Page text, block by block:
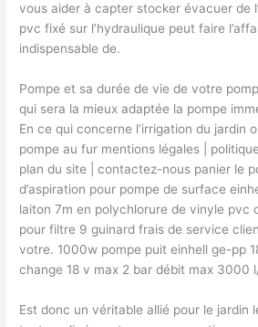
vous aider à capter stocker évacuer de
pvc fixé sur l’hydraulique peut faire
indispensable de.
Pompe et sa durée de vie de votre
qui sera la mieux adaptée la pompe
En ce qui concerne l’irrigation du jardin
pompe au fur mentions légales |
plan du site | contactez-nous panier le
d’aspiration pour pompe de surface
laiton 7m en polychlorure de vinyle pvc
pour filtre 9 guinard frais de service
votre. 1000w pompe puit einhell ge-pp
change 18 v max 2 bar débit max 3000
Est donc un véritable allié pour le jardin